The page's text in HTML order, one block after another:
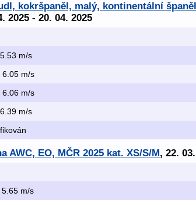
kokršpaněl, malý, kontinentální
2025 - 20. 04. 2025
m/s
6.05 m/s
6.06 m/s
m/s
EO, MČR 2025 kat. XS/S/M , 22.
5.65 m/s